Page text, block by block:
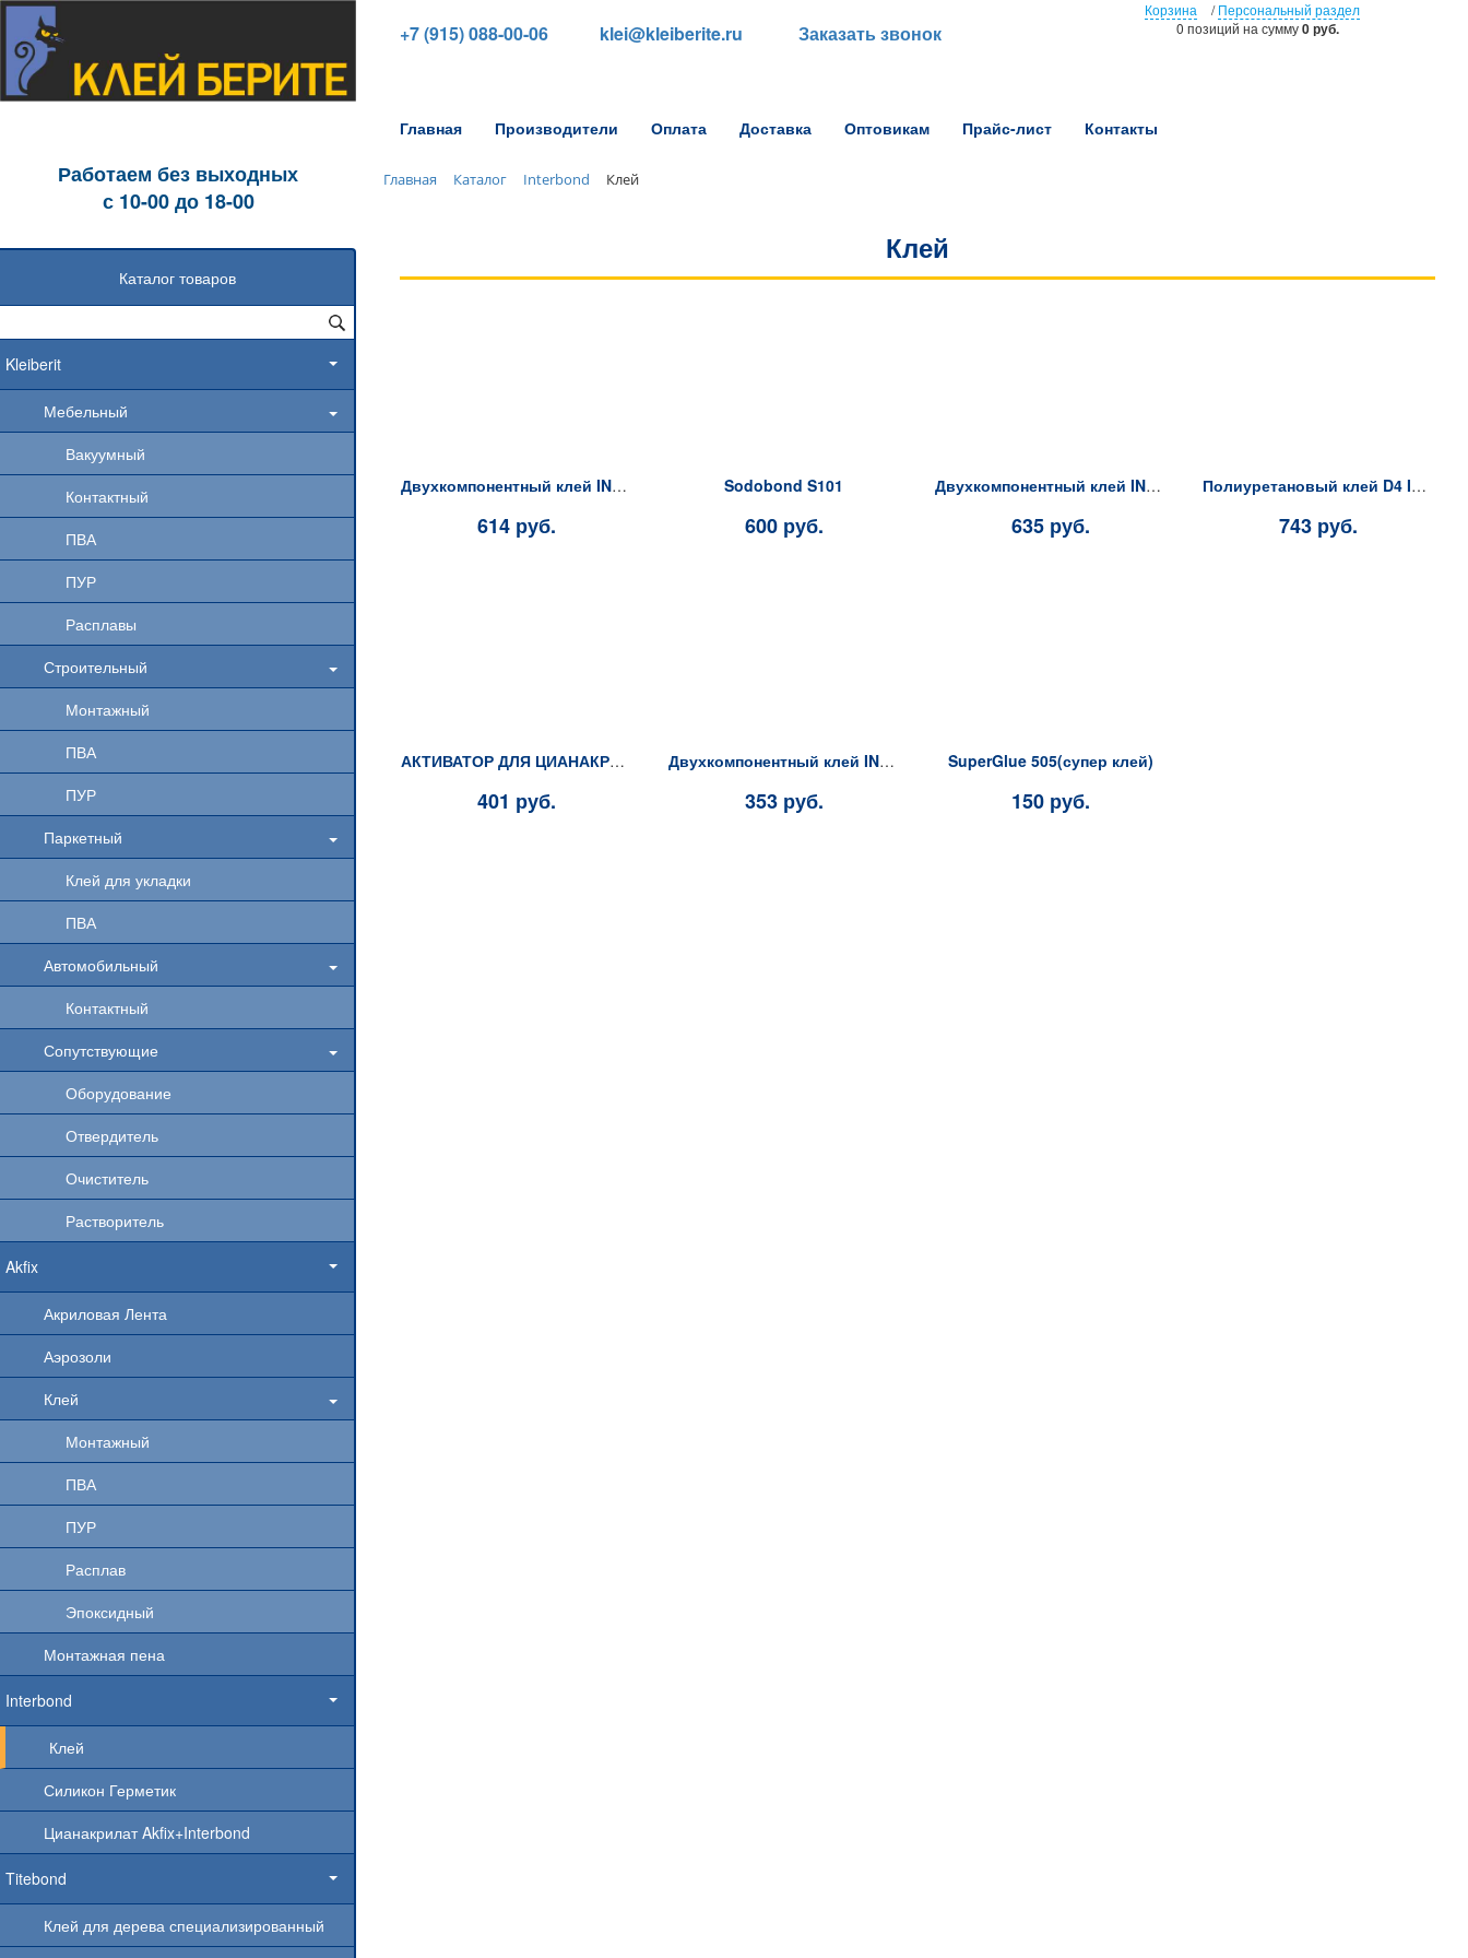
+7 (915) 088-00-06 klei@kleiberite.ru Заказать звонок
Корзина /Персональный раздел
0 позиций на сумму0 руб.
Главная Производители Оплата Доставка Оптовикам Прайс-лист Контакты
Работаем без выходных
с 10-00 до 18-00
Каталог товаров
Kleiberit
Мебельный
Вакуумный
Контактный
ПВА
ПУР
Расплавы
Строительный
Монтажный
ПВА
ПУР
Паркетный
Клей для укладки
ПВА
Автомобильный
Контактный
Сопутствующие
Оборудование
Отвердитель
Очиститель
Растворитель
Akfix
Акриловая Лента
Аэрозоли
Клей
Монтажный
ПВА
ПУР
Расплав
Эпоксидный
Монтажная пена
Interbond
Клей
Силикон Герметик
Цианакрилат Akfix+Interbond
Titebond
Клей для дерева специализированный
Главная Каталог Interbond Клей
Клей
Двухкомпонентный клей INTERBOND 100г (клей) + 400мл (активатор)
614 руб.
Sodobond S101
600 руб.
Двухкомпонентный клей INTERBOND 125г (клей) + 500мл (активатор)
635 руб.
Полиуретановый клей D4 INTERBOND
743 руб.
АКТИВАТОР ДЛЯ ЦИАНАКРИЛАТНОГО КЛЕЯ INTERBOND
401 руб.
Двухкомпонентный клей INTERBOND 50г (клей) + 200мл (активатор)
353 руб.
SuperGlue 505(супер клей)
150 руб.